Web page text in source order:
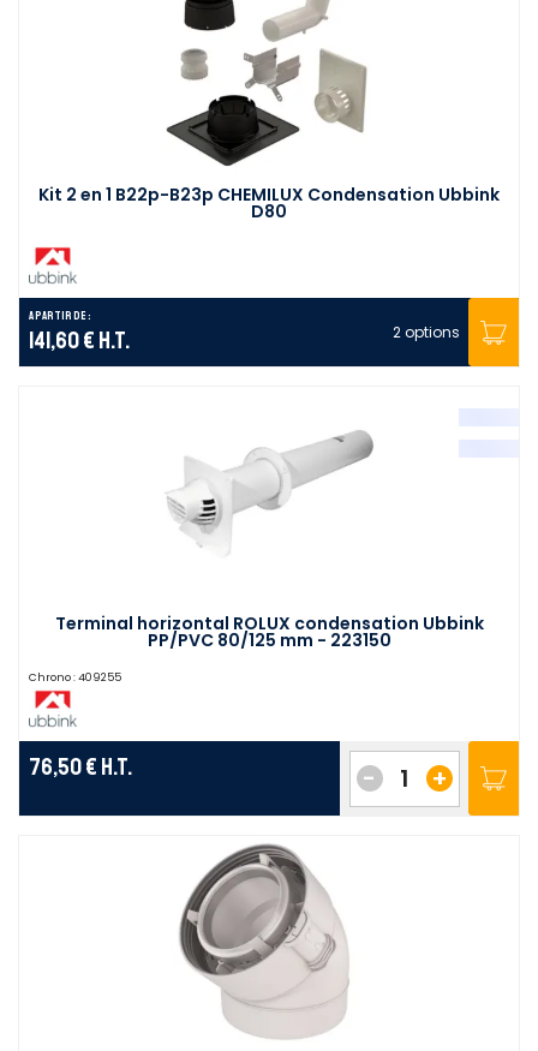
Kit 2 en 1 B22p-B23p CHEMILUX Condensation Ubbink
D80
A partir de :
141,60 € H.T. 2 options
Terminal horizontal ROLUX condensation Ubbink
PP/PVC 80/125 mm - 223150
Chrono : 409255
76,50 € H.T. +
-